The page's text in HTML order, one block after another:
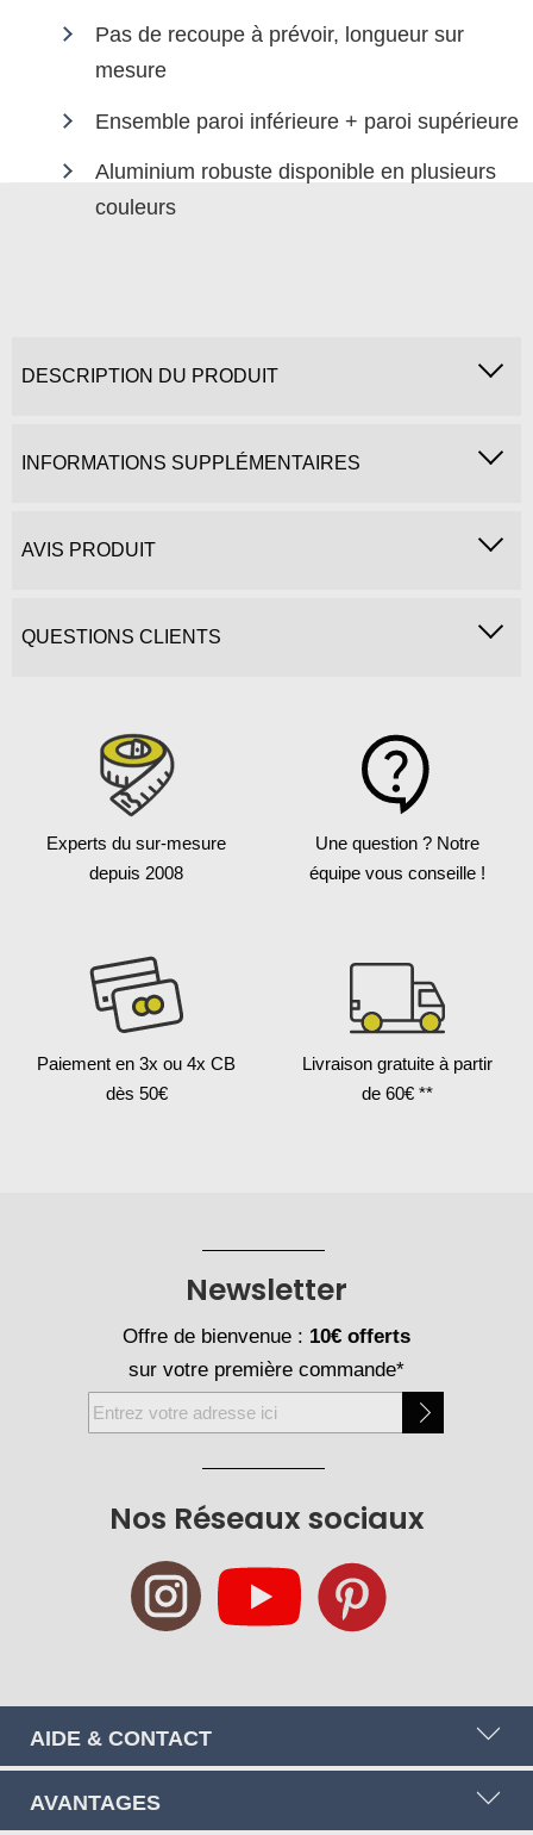
Pas de recoupe à prévoir, longueur sur
mesure
Ensemble paroi inférieure + paroi supérieure
Aluminium robuste disponible en plusieurs
couleurs
DESCRIPTION DU PRODUIT
INFORMATIONS SUPPLÉMENTAIRES
AVIS PRODUIT
QUESTIONS CLIENTS
Experts du sur-mesure
depuis 2008
Une question ? Notre
équipe vous conseille !
Paiement en 3x ou 4x CB
dès 50€
Livraison gratuite à partir
de 60€ **
Nos Réseaux sociaux
Newsletter
Offre de bienvenue : 10€ offerts
sur votre première commande*
Inscription
à
AIDE & CONTACT
AVANTAGES